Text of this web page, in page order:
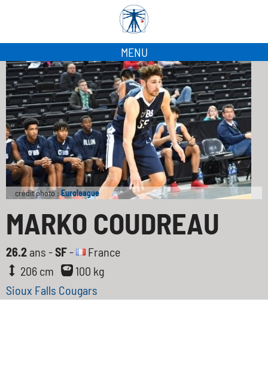
MENU
crédit photo :Euroleague
MARKO COUDREAU
26.2 ans -SF-
France
206 cm
100 kg
Sioux Falls Cougars